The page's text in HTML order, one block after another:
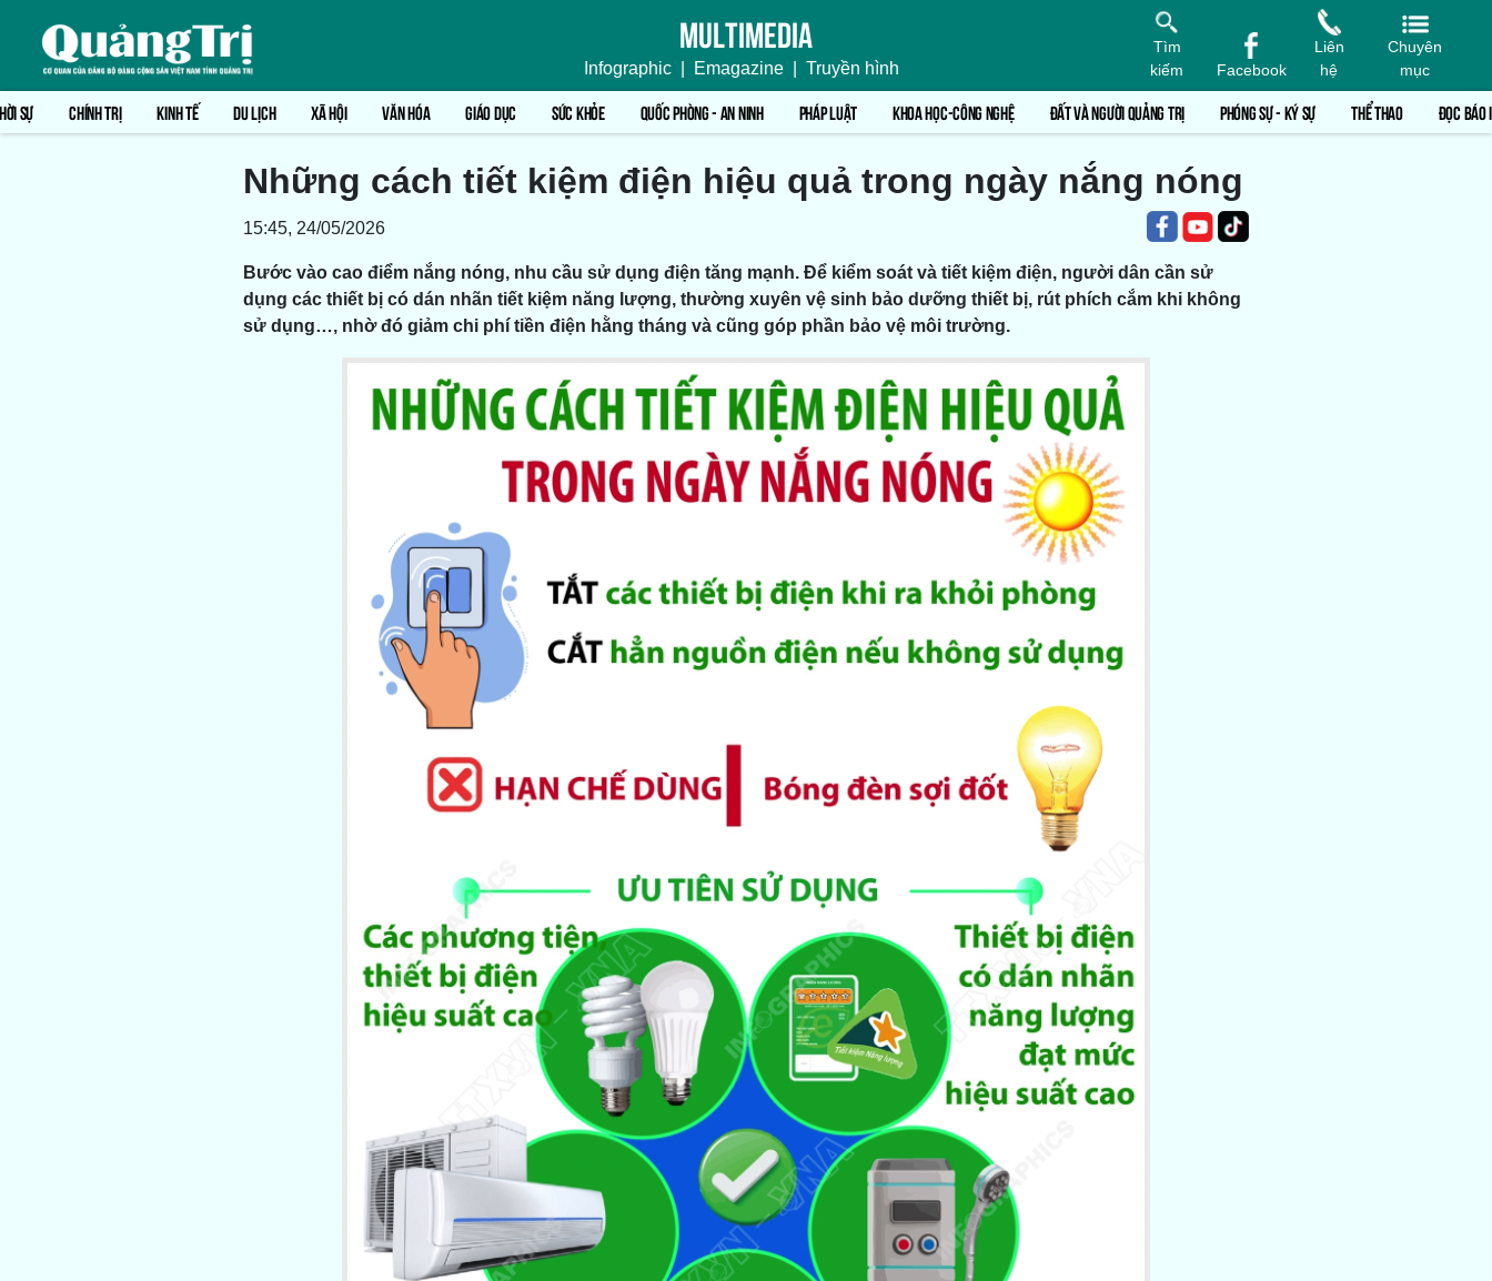
Multimedia
Infographic Emagazine Truyền hình
Tìm
kiếm
Facebook
Liên
hệ
Chuyên
mục
SỰ CHÍNH TRỊ KINH TẾ DU LỊCH XÃ HỘI VĂN HÓA GIÁO DỤC SỨC KHỎE QUỐC PHÒNG - AN NINH PHÁP LUẬT KHOA HỌC-CÔNG NGHỆ ĐẤT VÀ NGƯỜI QUẢNG TRỊ PHÓNG SỰ - KÝ SỰ THỂ THAO ĐỌC BÁO
Những cách tiết kiệm điện hiệu quả trong ngày nắng nóng
15:45, 24/05/2026
Bước vào cao điểm nắng nóng, nhu cầu sử dụng điện tăng mạnh. Để kiểm soát và tiết kiệm điện, người dân cần sử
dụng các thiết bị có dán nhãn tiết kiệm năng lượng, thường xuyên vệ sinh bảo dưỡng thiết bị, rút phích cắm khi không
sử dụng…, nhờ đó giảm chi phí tiền điện hằng tháng và cũng góp phần bảo vệ môi trường.